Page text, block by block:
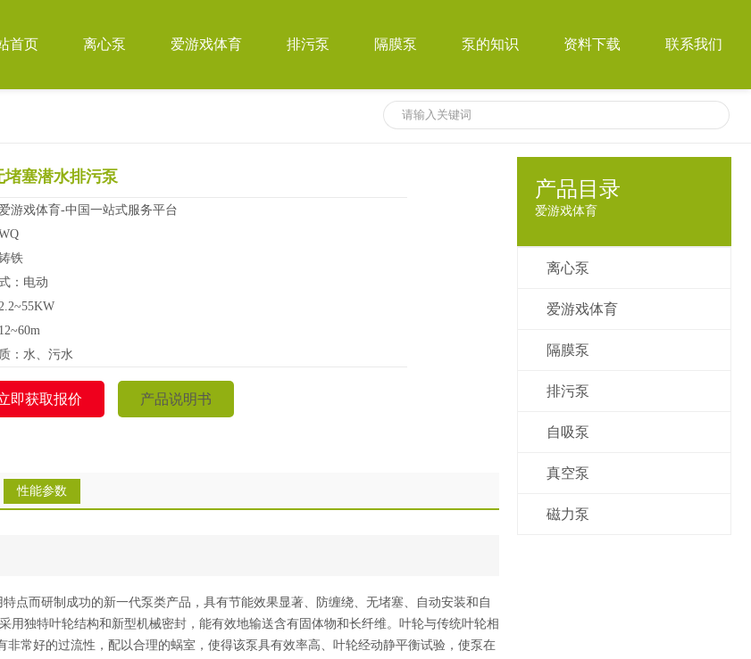
首页 离心泵 爱游戏体育 排污泵 隔膜泵 泵的知识 资料下载 联系我们
堵塞潜水排污泵
游戏体育-中国一站式服务平台
铁
：电动
：水、污水
即获取报价 产品说明书
性能参数
点而研制成功的新一代泵类产品，具有节能效果显著、防缠绕、无堵塞、自动安装和自
采用独特叶轮结构和新型机械密封，能有效地输送含有固体物和长纤维。叶轮与传统叶轮相
常好的过流性，配以合理的蜗室，使得该泵具有效率高、叶轮经动静平衡试验，使泵在
产品目录
爱游戏体育
离心泵
爱游戏体育
隔膜泵
排污泵
自吸泵
真空泵
磁力泵